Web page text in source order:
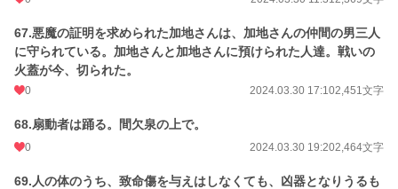
67.悪魔の証明を求められた加地さんは、加地さんの仲間の男三人
に守られている。加地さんと加地さんに預けられた人達。戦いの
火蓋が今、切られた。
0 2024.03.30 17:102,451文字
68.扇動者は踊る。間欠泉の上で。
0 2024.03.30 19:202,464文字
69.人の体のうち、致命傷を与えはしなくても、凶器となりうるも